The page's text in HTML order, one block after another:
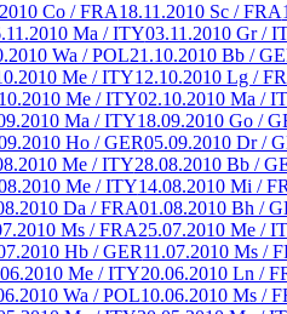
Co / FRA18.11.2010 Sc / FRA
Ma / ITY03.11.2010 Gr /
Wa / POL21.10.2010 Bb /
Me / ITY12.10.2010 Lg /
Me / ITY02.10.2010 Ma /
Ma / ITY18.09.2010 Go /
Ho / GER05.09.2010 Dr /
Me / ITY28.08.2010 Bb /
Me / ITY14.08.2010 Mi /
Da / FRA01.08.2010 Bh /
Ms / FRA25.07.2010 Me /
Hb / GER11.07.2010 Ms /
Me / ITY20.06.2010 Ln /
Wa / POL10.06.2010 Ms /